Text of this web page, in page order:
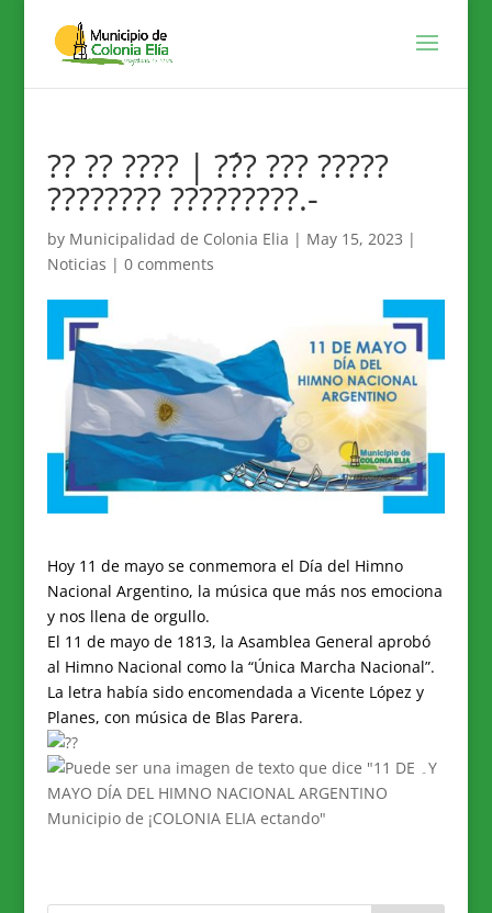
?? ?? ???? | ??́? ??? ?????
???????? ?????????.-
by Municipalidad de Colonia Elia | May 15, 2023 |
Noticias | 0 comments
Hoy 11 de mayo se conmemora el Día del Himno
Nacional Argentino, la música que más nos emociona
y nos llena de orgullo.
El 11 de mayo de 1813, la Asamblea General aprobó
al Himno Nacional como la “Única Marcha Nacional”.
La letra había sido encomendada a Vicente López y
Planes, con música de Blas Parera.